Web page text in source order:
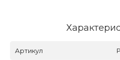
Артикул